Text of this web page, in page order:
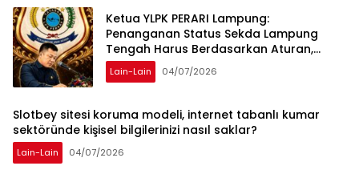
Ketua YLPK PERARI Lampung:
Penanganan Status Sekda Lampung
Tengah Harus Berdasarkan Aturan,
Bukan Tekanan Opini
Lain-Lain 04/07/2026
Slotbey sitesi koruma modeli, internet tabanlı kumar
sektöründe kişisel bilgilerinizi nasıl saklar?
Lain-Lain 04/07/2026